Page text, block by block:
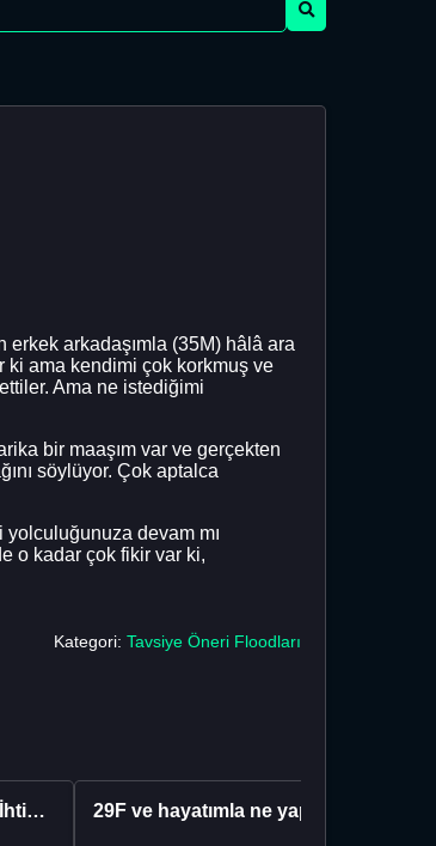
erkek arkadaşımla (35M) hâlâ ara
ki ama kendimi çok korkmuş ve
Ama ne istediğimi
bir maaşım var ve gerçekten
söylüyor. Çok aptalca
yolculuğunuza devam mı
o kadar çok fikir var ki,
Kategori: Tavsiye Öneri Floodları
Kariyer Tavsiyesine İhtiyacınız Var